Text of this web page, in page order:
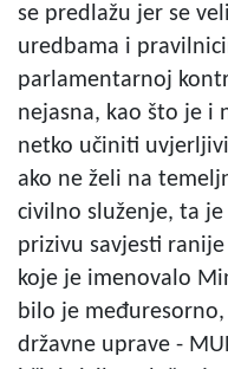
se predlažu jer se
uredbama i
parlamentarnoj
nejasna, kao što je i
netko učiniti
ako ne želi na
civilno služenje, ta
prizivu savjesti
koje je imenovalo
bilo je
državne uprave -